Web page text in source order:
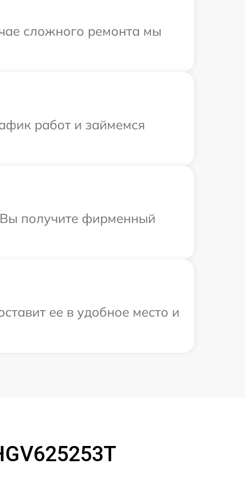
сложного ремонта мы
работ и займемся
Вы получите фирменный
ее в удобное место и